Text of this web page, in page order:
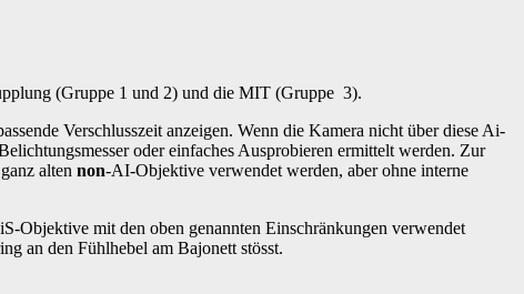
(Gruppe 1 und 2) und die MIT (Gruppe 3).
Verschlusszeit anzeigen. Wenn die Kamera nicht über diese Ai-
oder einfaches Ausprobieren ermittelt werden. Zur
alten non-AI-Objektive verwendet werden, aber ohne interne
Objektive mit den oben genannten Einschränkungen verwendet
an den Fühlhebel am Bajonett stösst.